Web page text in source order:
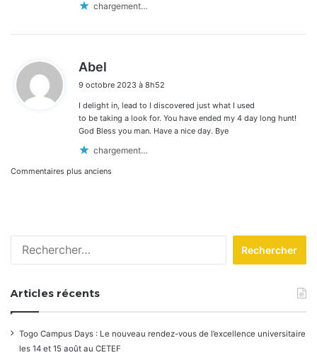
chargement…
Abel
t
:
9 octobre 2023 à 8h52
I delight in, lead to I discovered just what I used
to be taking a look for. You have ended my 4 day long hunt!
God Bless you man. Have a nice day. Bye
chargement…
Navigation
commentaires
Commentaires plus anciens
Articles récents
Togo Campus Days : Le nouveau rendez-vous de l’excellence universitaire
les 14 et 15 août au CETEF